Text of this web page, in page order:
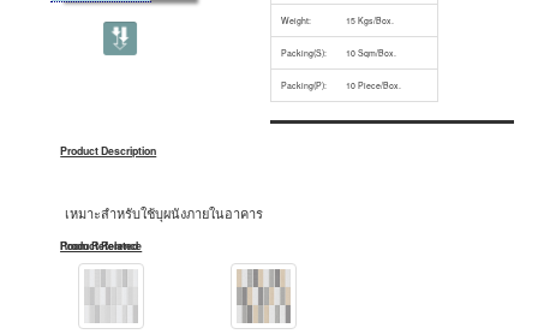
Weight: 15 Kgs/Box.
Packing(S): 10 Sqm/Box.
Packing(P): 10 Piece/Box.
Product Description
เหมาะสำหรับใช้บุผนังภายในอาคาร
Product Related
Room Reference